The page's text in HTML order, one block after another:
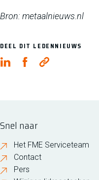
Bron: metaalnieuws.nl
DEEL DIT LEDENNIEUWS
Snel naar
Het FME Serviceteam
Contact
Pers